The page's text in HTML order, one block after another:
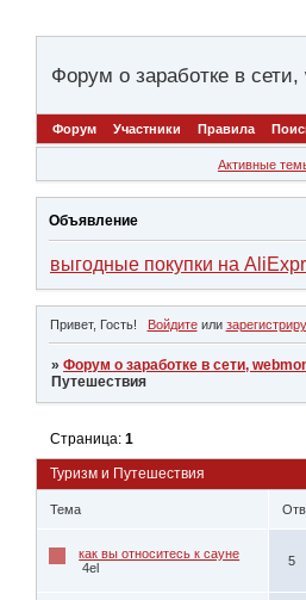
Форум о заработке в сети,
Форум Участники Правила
Активные
Объявление
выгодные покупки на
Привет, Гость! Войдитеили
»Форум о заработке в сети,
Путешествия
Туризм и Путешествия
Страница:1
Тема
как вы относитесь к сауне
4el
5